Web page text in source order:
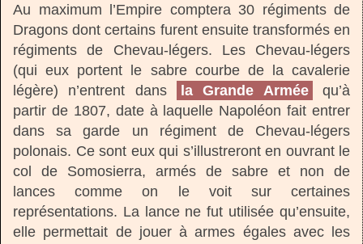
Au maximum l’Empire comptera 30 régiments de
Dragons dont certains furent ensuite transformés en
régiments de Chevau-légers. Les Chevau-légers
(qui eux portent le sabre courbe de la cavalerie
légère) n’entrent dans
la Grande Armée
qu’à
partir de 1807, date à laquelle Napoléon fait entrer
dans sa garde un régiment de Chevau-légers
polonais. Ce sont eux qui s’illustreront en ouvrant le
col de Somosierra, armés de sabre et non de
lances comme on le voit sur certaines
représentations. La lance ne fut utilisée qu’ensuite,
elle permettait de jouer à armes égales avec les